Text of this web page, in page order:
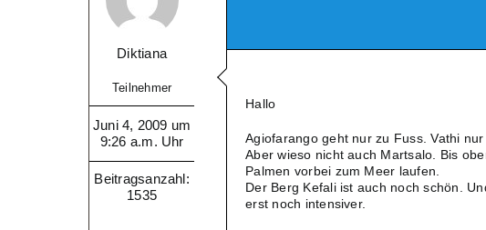
Diktiana
Teilnehmer
Juni 4, 2009 um
9:26 a.m. Uhr
Beitragsanzahl:
1535
Hallo
Agiofarango geht nur zu Fuss. Vathi nur
Aber wieso nicht auch Martsalo. Bis
Palmen vorbei zum Meer laufen.
Der Berg Kefali ist auch noch schön.
erst noch intensiver.